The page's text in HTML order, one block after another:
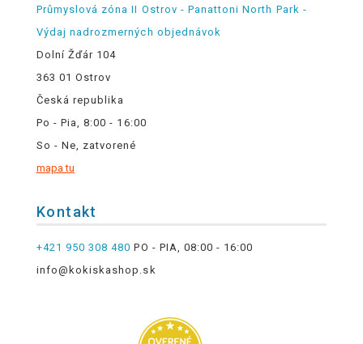
Průmyslová zóna II Ostrov - Panattoni North Park -
Výdaj nadrozmerných objednávok
Dolní Žďár 104
363 01 Ostrov
Česká republika
Po - Pia, 8:00 - 16:00
So - Ne, zatvorené
mapa tu
Kontakt
+421 950 308 480 PO - PIA, 08:00 - 16:00
info@kokiskashop.sk